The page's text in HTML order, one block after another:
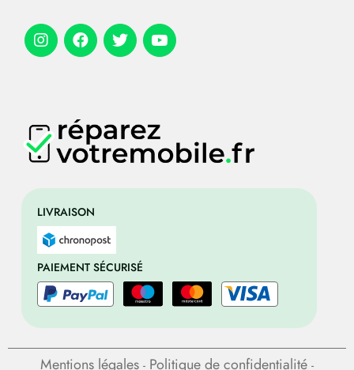
LIVRAISON
PAIEMENT SÉCURISÉ
Mentions légales - Politique de confidentialité -